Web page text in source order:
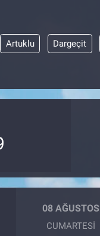
Artuklu Dargeçit
08 AĞUSTOS
CUMARTESI